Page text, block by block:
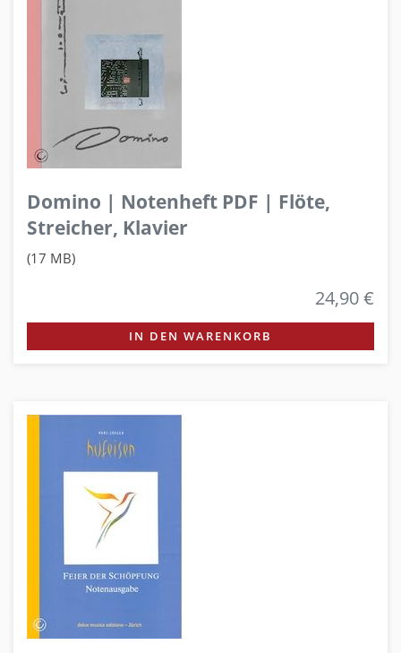
Domino | Notenheft PDF | Flöte,
Streicher, Klavier
(17 MB)
24,90 €
IN DEN WARENKORB